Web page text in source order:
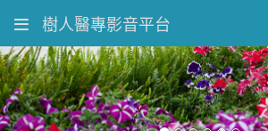
樹人醫專影音平台